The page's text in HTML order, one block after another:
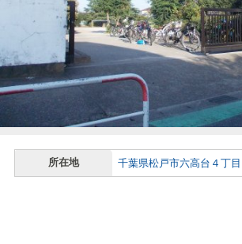
所在地 千葉県松戸市六高台４丁目